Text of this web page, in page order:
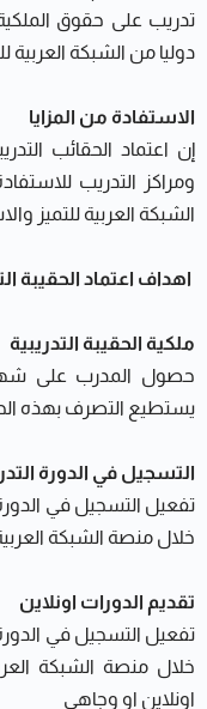
تدريب على حقوق الملكية
دوليا من الشبكة العربية
الاستفادة من المزايا
إن اعتماد الحقائب
ومراكز التدريب
الشبكة العربية للتميز
اهداف اعتماد الحقيبة
ملكية الحقيبة التدريبية
حصول المدرب على
يستطيع التصرف بهذه
التسجيل في الدورة
تفعيل التسجيل في الدورة
خلال منصة الشبكة
تقديم الدورات اونلاين
تفعيل التسجيل في الدورة
خلال منصة الشبكة
اونلاين او وجاهي